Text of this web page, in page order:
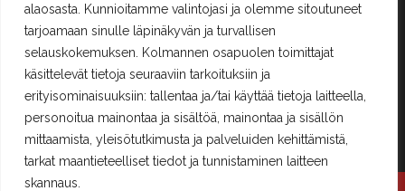
alaosasta. Kunnioitamme valintojasi ja olemme sitoutuneet
tarjoamaan sinulle läpinäkyvän ja turvallisen
selauskokemuksen. Kolmannen osapuolen toimittajat
käsittelevät tietoja seuraaviin tarkoituksiin ja
erityisominaisuuksiin: tallentaa ja/tai käyttää tietoja laitteella,
personoitua mainontaa ja sisältöä, mainontaa ja sisällön
mittaamista, yleisötutkimusta ja palveluiden kehittämistä,
tarkat maantieteelliset tiedot ja tunnistaminen laitteen
skannaus.
PALVELEMME TOISTAISEKSI KE - PE 12 - 17
TERVETULOA!
era.lindroos(at)gmail.com